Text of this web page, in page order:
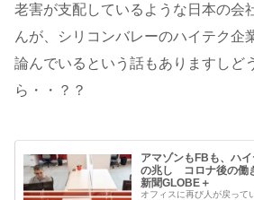
老害が支配しているような日本の会
んが、シリコンバレーのハイテク企
論んでいるという話もありますしど
ら・・？？
アマゾンもFBも、ハ
の兆し コロナ後の働
新聞GLOBE＋
オフィスに再び人が戻って